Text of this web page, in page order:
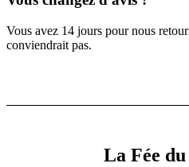
Vous avez 14 jours pour nous
conviendrait pas.
La Fée